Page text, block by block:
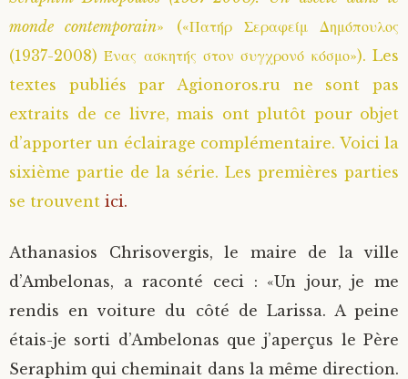
Saint Sophrony l’Athonite
Sainte Xenia
Sainte Matrone de Moscou
Staritsa Marie Makovkine
Natalia de Vyritsa
Staritsa Anastasia
Archimandrite Lazare (Abachidzé)
Geronda Arsenios le Spiléote
Gerondissa Makrina (Vassopoulou)
Archimandrite Nathanaël (Pospelov)
monde contemporain» («Πατήρ Σεραφείμ Δημόπουλος
(1937-2008) Ένας ασκητής στον συγχρονό κόσμο»). Les
textes publiés par Agionoros.ru ne sont pas
extraits de ce livre, mais ont plutôt pour objet
d’apporter un éclairage complémentaire. Voici la
sixième partie de la série. Les premières parties
se trouvent ici.
Athanasios Chrisovergis, le maire de la ville
d’Ambelonas, a raconté ceci : «Un jour, je me
rendis en voiture du côté de Larissa. A peine
étais-je sorti d’Ambelonas que j’aperçus le Père
Seraphim qui cheminait dans la même direction.